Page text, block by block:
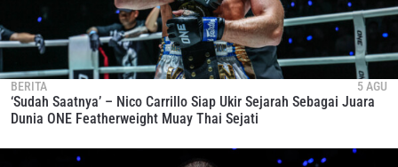
BERITA 5 AGU
‘Sudah Saatnya’ – Nico Carrillo Siap Ukir Sejarah Sebagai Juara
Dunia ONE Featherweight Muay Thai Sejati